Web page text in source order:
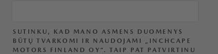
SUTINKU, KAD MANO ASMENS DUOMENYS
BŪTŲ TVARKOMI IR NAUDOJAMI „INCHCAPE
MOTORS FINLAND OY“. TAIP PAT PATVIRTINU